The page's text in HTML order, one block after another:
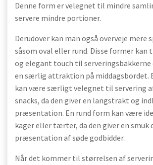
Denne form er velegnet til mindre
servere mindre portioner.
Derudover kan man også overveje mere
såsom oval eller rund. Disse former
og elegant touch til
en særlig attraktion på middagsbordet.
kan være særligt velegnet til servering
snacks, da den giver en langstrakt og
præsentation. En rund form kan være
kager eller tærter, da den giver en smuk
præsentation af søde godbidder.
Når det kommer til størrelsen af